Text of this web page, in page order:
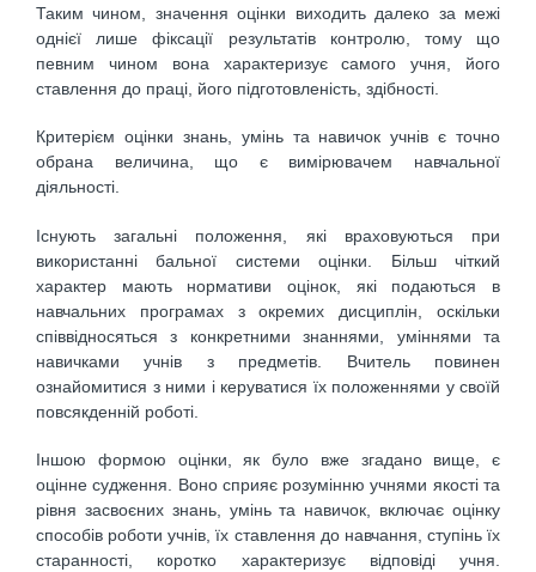
Таким чином, значення оцінки виходить далеко за межі
однієї лише фіксації результатів контролю, тому що
певним чином вона характеризує самого учня, його
ставлення до праці, його підготовленість, здібності.
Критерієм оцінки знань, умінь та навичок учнів є точно
обрана величина, що є вимірювачем навчальної
діяльності.
Існують загальні положення, які враховуються при
використанні бальної системи оцінки. Більш чіткий
характер мають нормативи оцінок, які подаються в
навчальних програмах з окремих дисциплін, оскільки
співвідносяться з конкретними знаннями, уміннями та
навичками учнів з предметів. Вчитель повинен
ознайомитися з ними і керуватися їх положеннями у своїй
повсякденній роботі.
Іншою формою оцінки, як було вже згадано вище, є
оцінне судження. Воно сприяє розумінню учнями якості та
рівня засвоєних знань, умінь та навичок, включає оцінку
способів роботи учнів, їх ставлення до навчання, ступінь їх
старанності, коротко характеризує відповіді учня.